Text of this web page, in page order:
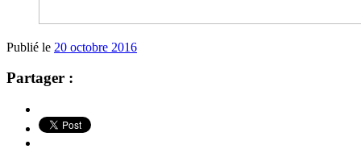
Publié le 20 octobre 2016
Partager :